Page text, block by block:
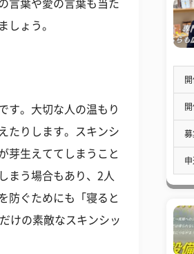
言葉や愛の言葉も当た
しょう。
す。大切な人の温もり
たりします。スキンシ
芽生えててしまうこと
まう場合もあり、2人
防ぐためにも「寝ると
けの素敵なスキンシッ
募